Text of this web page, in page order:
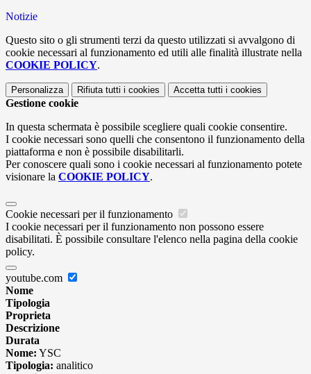
Notizie
Questo sito o gli strumenti terzi da questo utilizzati si avvalgono di
cookie necessari al funzionamento ed utili alle finalità illustrate nella
COOKIE POLICY.
Personalizza Rifiuta tutti i cookies Accetta tutti i cookies
Gestione cookie
In questa schermata è possibile scegliere quali cookie consentire.
I cookie necessari sono quelli che consentono il funzionamento della
piattaforma e non è possibile disabilitarli.
Per conoscere quali sono i cookie necessari al funzionamento potete
visionare la COOKIE POLICY.
Cookie necessari per il funzionamento
I cookie necessari per il funzionamento non possono essere
disabilitati. È possibile consultare l'elenco nella pagina della cookie
policy.
youtube.com
Nome
Tipologia
Proprieta
Descrizione
Durata
Nome: YSC
Tipologia: analitico